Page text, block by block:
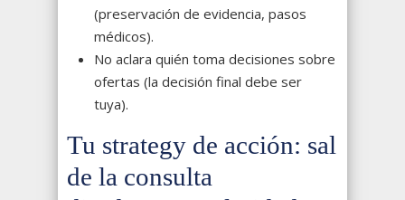
(preservación de evidencia, pasos
médicos).
No aclara quién toma decisiones sobre
ofertas (la decisión final debe ser
tuya).
Tu strategy de acción: sal
de la consulta